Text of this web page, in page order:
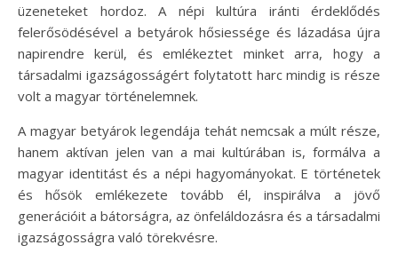
üzeneteket hordoz. A népi kultúra iránti érdeklődés
felerősödésével a betyárok hősiessége és lázadása újra
napirendre kerül, és emlékeztet minket arra, hogy a
társadalmi igazságosságért folytatott harc mindig is része
volt a magyar történelemnek.
A magyar betyárok legendája tehát nemcsak a múlt része,
hanem aktívan jelen van a mai kultúrában is, formálva a
magyar identitást és a népi hagyományokat. E történetek
és hősök emlékezete tovább él, inspirálva a jövő
generációit a bátorságra, az önfeláldozásra és a társadalmi
igazságosságra való törekvésre.